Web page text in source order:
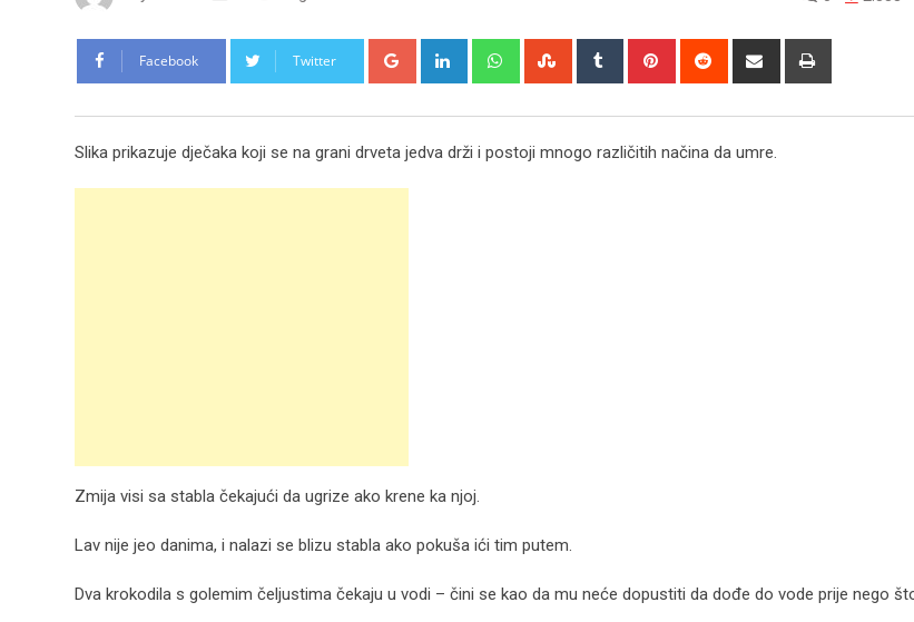
Facebook Twitter Google+ LinkedIn WhatsappStumbleUpon
Tumblr Pinterest Reddit
Share
Slika prikazuje dječaka koji se na grani drveta jedva drži i postoji mnogo različitih načina da umre.
Zmija visi sa stabla čekajući da ugrize ako krene ka njoj.
Lav nije jeo danima, i nalazi se blizu stabla ako pokuša ići tim putem.
Dva krokodila s golemim čeljustima čekaju u vodi – čini se kao da mu neće dopustiti da dođe do vode prije nego